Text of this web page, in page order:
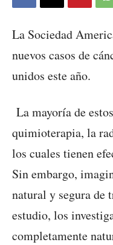
La Sociedad
nuevos casos de
unidos este año.
La mayoría de
quimioterapia, la
los cuales tienen
Sin embargo,
natural y segura de
estudio, los
completamente